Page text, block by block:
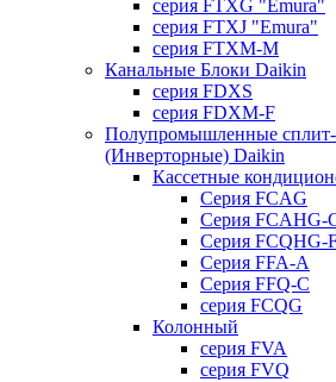
серия FTXG "Emura"
серия FTXJ "Emura"
серия FTXM-M
Канальные Блоки Daikin
серия FDXS
серия FDXM-F
Полупромышленные
(Инверторные) Daikin
Кассетные
Серия FCAG
Серия FCAHG-
Серия FCQHG-
Серия FFA-A
Серия FFQ-C
серия FCQG
Колонный
серия FVA
серия FVQ